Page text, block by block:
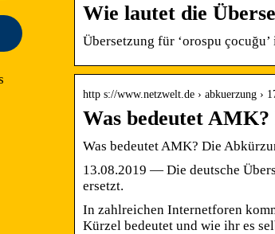
Wie lautet die
Übersetzung für ‘orospu
http s://www.netzwelt.de › abkuerzung ›
Was bedeutet
Was bedeutet AMK? Die
13.08.2019 — Die deutsche
ersetzt.
In zahlreichen Internetforen
Kürzel bedeutet und wie ihr es